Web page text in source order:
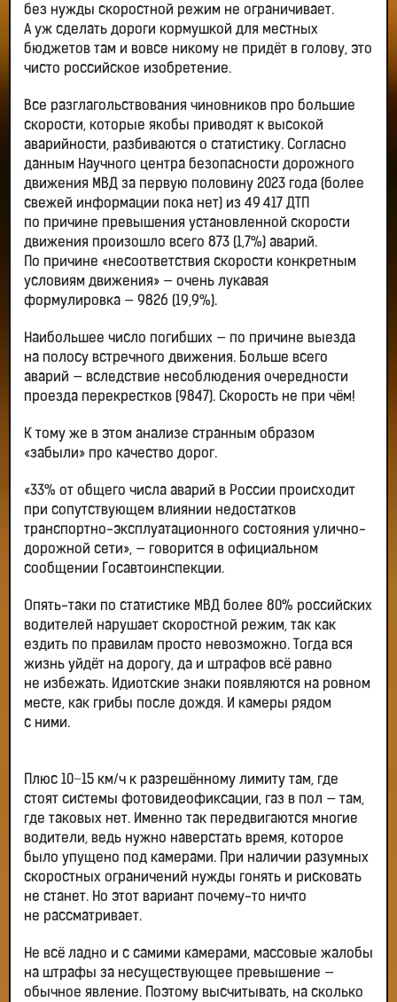
без нужды скоростной режим не ограничивает.
А уж сделать дороги кормушкой для местных
бюджетов там и вовсе никому не придёт в голову, это
чисто российское изобретение.
Все разглагольствования чиновников про большие
скорости, которые якобы приводят к высокой
аварийности, разбиваются о статистику. Согласно
данным Научного центра безопасности дорожного
движения МВД за первую половину 2023 года (более
свежей информации пока нет) из 49 417 ДТП
по причине превышения установленной скорости
движения произошло всего 873 (1,7%) аварий.
По причине «несоответствия скорости конкретным
условиям движения» — очень лукавая
формулировка — 9826 (19,9%).
Наибольшее число погибших — по причине выезда
на полосу встречного движения. Больше всего
аварий — вследствие несоблюдения очередности
проезда перекрестков (9847). Скорость не при чём!
К тому же в этом анализе странным образом
«забыли» про качество дорог.
«33% от общего числа аварий в России происходит
при сопутствующем влиянии недостатков
транспортно-эксплуатационного состояния улично-
дорожной сети», — говорится в официальном
сообщении Госавтоинспекции.
Опять-таки по статистике МВД более 80% российских
водителей нарушает скоростной режим, так как
ездить по правилам просто невозможно. Тогда вся
жизнь уйдёт на дорогу, да и штрафов всё равно
не избежать. Идиотские знаки появляются на ровном
месте, как грибы после дождя. И камеры рядом
с ними.
Плюс 10−15 км/ч к разрешённому лимиту там, где
стоят системы фотовидеофиксации, газ в пол — там,
где таковых нет. Именно так передвигаются многие
водители, ведь нужно наверстать время, которое
было упущено под камерами. При наличии разумных
скоростных ограничений нужды гонять и рисковать
не станет. Но этот вариант почему-то ничто
не рассматривает.
Не всё ладно и с самими камерами, массовые жалобы
на штрафы за несуществующее превышение —
обычное явление. Поэтому высчитывать, на сколько